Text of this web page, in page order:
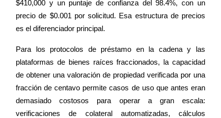
$410,000 y un puntaje de confianza del 98.4%, con un
precio de $0.001 por solicitud. Esa estructura de precios
es el diferenciador principal.
Para los protocolos de préstamo en la cadena y las
plataformas de bienes raíces fraccionados, la capacidad
de obtener una valoración de propiedad verificada por una
fracción de centavo permite casos de uso que antes eran
demasiado costosos para operar a gran escala:
verificaciones de colateral automatizadas, cálculos